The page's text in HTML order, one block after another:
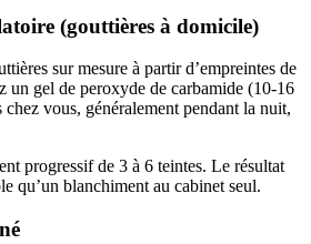
(gouttières à domicile)
sur mesure à partir d’empreintes de
un gel de peroxyde de carbamide (10-16
vous, généralement pendant la nuit,
progressif de 3 à 6 teintes. Le résultat
qu’un blanchiment au cabinet seul.